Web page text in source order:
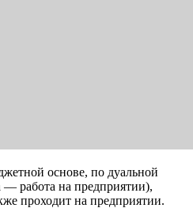
основе, по дуальной
работа на предприятии),
проходит на предприятии.